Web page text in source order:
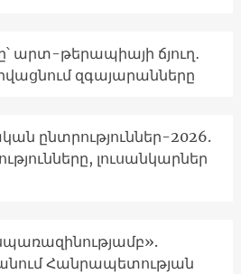
արտ-թերապիայի ճյուղ․
զգայարանները
ընտրություններ-2026.
լուսանկարներ
Հանրապետության